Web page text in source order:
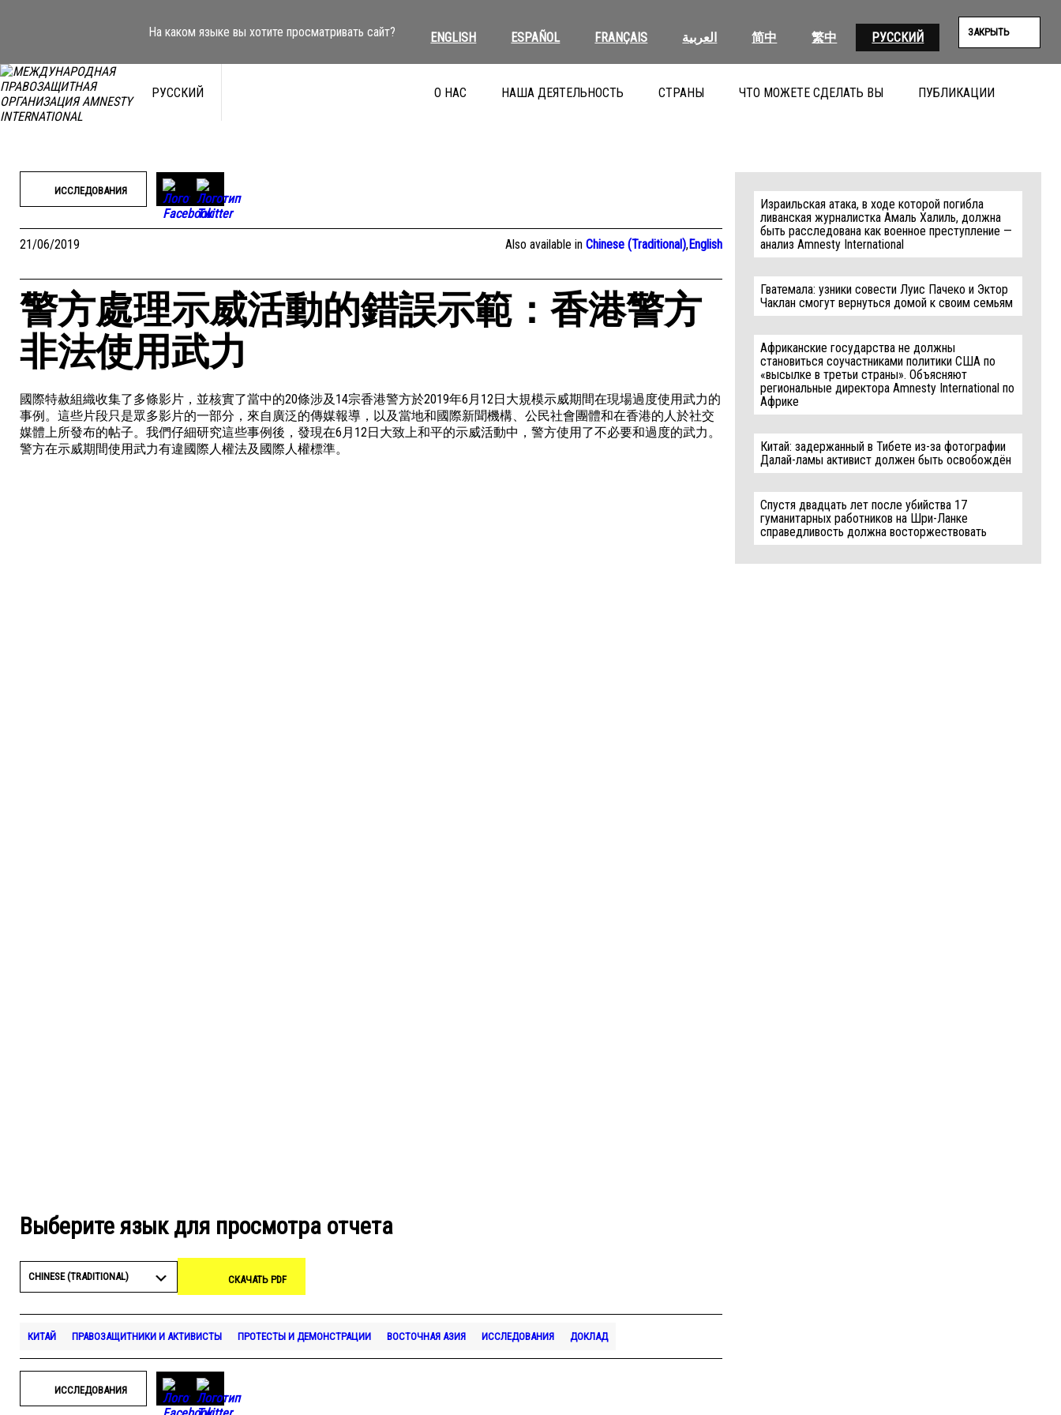
На каком языке вы хотите просматривать сайт? ENGLISH ESPAÑOL FRANÇAIS العربية 简中 繁中 РУССКИЙ ЗАКРЫТЬ
РУССКИЙ О НАС НАША ДЕЯТЕЛЬНОСТЬ СТРАНЫ ЧТО МОЖЕТЕ СДЕЛАТЬ ВЫ ПУБЛИКАЦИИ
ИССЛЕДОВАНИЯ
21/06/2019 Also available inChinese (Traditional),English
警方處理示威活動的錯誤示範：香港警方
非法使用武力
國際特赦組織收集了多條影片，並核實了當中的20條涉及14宗香港警方於2019年6月12日大規模示威期間在現場過度使用武力的
事例。這些片段只是眾多影片的一部分，來自廣泛的傳媒報導，以及當地和國際新聞機構、公民社會團體和在香港的人於社交
媒體上所發布的帖子。我們仔細研究這些事例後，發現在6月12日大致上和平的示威活動中，警方使用了不必要和過度的武力。
警方在示威期間使用武力有違國際人權法及國際人權標準。
Выберите язык для просмотра отчета
CHINESE (TRADITIONAL) СКАЧАТЬ PDF
КИТАЙ ПРАВОЗАЩИТНИКИ И АКТИВИСТЫ ПРОТЕСТЫ И ДЕМОНСТРАЦИИ ВОСТОЧНАЯ АЗИЯ ИССЛЕДОВАНИЯ ДОКЛАД
ИССЛЕДОВАНИЯ
Израильская атака, в ходе которой погибла
ливанская журналистка Амаль Халиль, должна
быть расследована как военное преступление —
анализ Amnesty International
Гватемала: узники совести Луис Пачеко и Эктор
Чаклан смогут вернуться домой к своим семьям
Африканские государства не должны
становиться соучастниками политики США по
«высылке в третьи страны». Объясняют
региональные директора Amnesty International по
Африке
Китай: задержанный в Тибете из-за фотографии
Далай-ламы активист должен быть освобождён
Спустя двадцать лет после убийства 17
гуманитарных работников на Шри-Ланке
справедливость должна восторжествовать